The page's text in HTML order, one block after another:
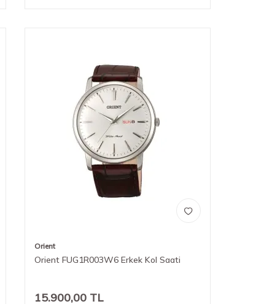
Orient
Orient FUG1R003W6 Erkek Kol Saati
15.900,00TL